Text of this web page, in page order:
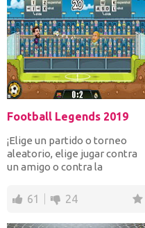
Football Legends 2019
¡Elige un partido o torneo
aleatorio, elige jugar contra
un amigo o contra la
61 24